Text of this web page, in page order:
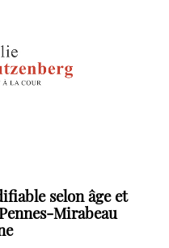
selon âge et
Mirabeau